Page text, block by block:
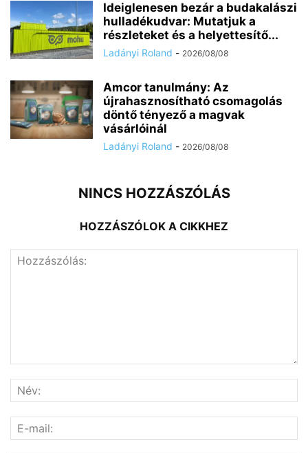
Ideiglenesen bezár a budakalászi
hulladékudvar: Mutatjuk a
részleteket és a helyettesítő...
Ladányi Roland - 2026/08/08
Amcor tanulmány: Az
újrahasznosítható csomagolás
döntő tényező a magvak
vásárlóinál
Ladányi Roland - 2026/08/08
NINCS HOZZÁSZÓLÁS
HOZZÁSZÓLOK A CIKKHEZ